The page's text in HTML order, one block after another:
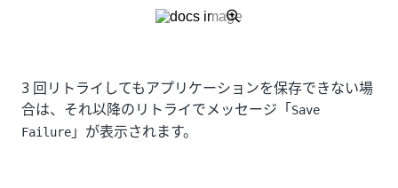
3 回リトライしてもアプリケーションを保存できない場
合は、それ以降のリトライでメッセージ「Save
Failure 」が表示されます。